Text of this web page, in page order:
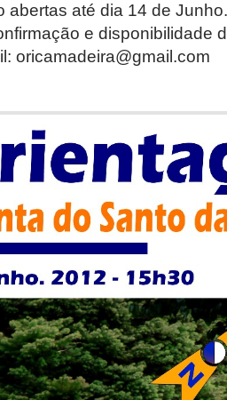
abertas até dia 14 de
e disponibilidade
oricamadeira@gmail.com